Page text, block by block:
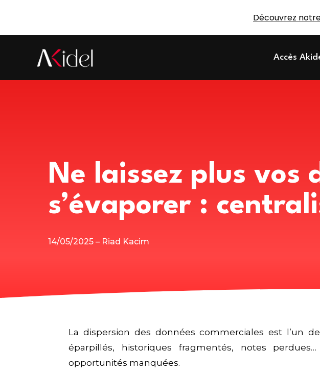
Accès
Ne laissez plus vos
s’évaporer :
14/05/2025 – Riad Kacim
La dispersion des données commerciales est l’un
éparpillés, historiques fragmentés, notes
opportunités manquées.
Découvrez